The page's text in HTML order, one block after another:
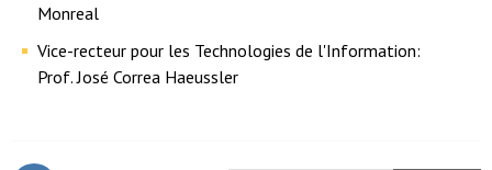
Monreal
Vice-recteur pour les Technologies de l'Information:
Prof. José Correa Haeussler